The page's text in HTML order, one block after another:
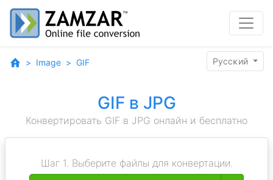
Image GIF Pyccĸий
GIF в JPG
Конвертировать GIF в JPG онлайн и бесплатно
Шаг 1. Выберите файлы для конвертации.